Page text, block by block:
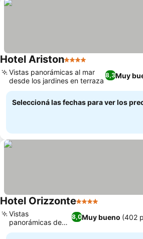
Hotel Ariston4 Estrellas
8,3Muy
Vistas panorámicas al mar
desde los jardines en terraza
Seleccioná las fechas para ver los
Hotel Orizzonte4 Estrellas
8,0Muy bueno (402
Vistas
panorámicas de
Taormina